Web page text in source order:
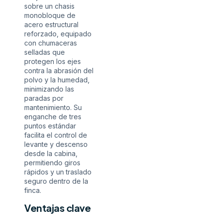
sobre un chasis
monobloque de
acero estructural
reforzado, equipado
con chumaceras
selladas que
protegen los ejes
contra la abrasión del
polvo y la humedad,
minimizando las
paradas por
mantenimiento. Su
enganche de tres
puntos estándar
facilita el control de
levante y descenso
desde la cabina,
permitiendo giros
rápidos y un traslado
seguro dentro de la
finca.
Ventajas clave